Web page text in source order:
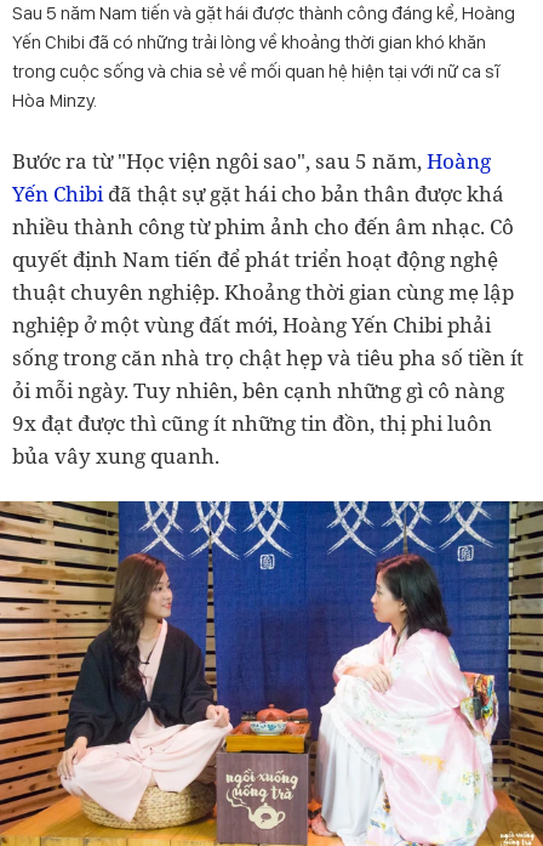
Sau 5 năm Nam tiến và gặt hái được thành công đáng kể, Hoàng
Yến Chibi đã có những trải lòng về khoảng thời gian khó khăn
trong cuộc sống và chia sẻ về mối quan hệ hiện tại với nữ ca sĩ
Hòa Minzy.
Bước ra từ "Học viện ngôi sao", sau 5 năm,Hoàng
Yến Chibiđã thật sự gặt hái cho bản thân được khá
nhiều thành công từ phim ảnh cho đến âm nhạc. Cô
quyết định Nam tiến để phát triển hoạt động nghệ
thuật chuyên nghiệp. Khoảng thời gian cùng mẹ lập
nghiệp ở một vùng đất mới, Hoàng Yến Chibi phải
sống trong căn nhà trọ chật hẹp và tiêu pha số tiền ít
ỏi mỗi ngày. Tuy nhiên, bên cạnh những gì cô nàng
9x đạt được thì cũng ít những tin đồn, thị phi luôn
bủa vây xung quanh.